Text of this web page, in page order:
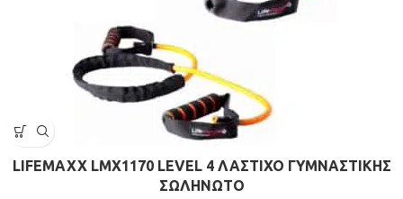
LIFEMAXX LMX1170 LEVEL 4 ΛΑΣΤΙΧΟ ΓΥΜΝΑΣΤΙΚΗΣ
ΣΩΛΗΝΩΤΟ